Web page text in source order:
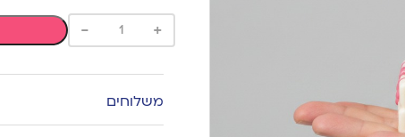
+
-
משלוחים